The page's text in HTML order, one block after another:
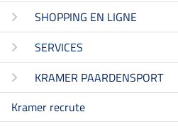
SHOPPING EN LIGNE
SERVICES
KRAMER PAARDENSPORT
Kramer recrute